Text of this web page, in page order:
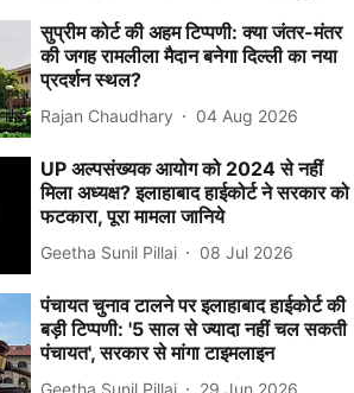
सुप्रीम कोर्ट की अहम टिप्पणी: क्या जंतर-मंतर
की जगह रामलीला मैदान बनेगा दिल्ली का नया
प्रदर्शन स्थल?
Rajan Chaudhary 04 Aug 2026
UP अल्पसंख्यक आयोग को 2024 से नहीं
मिला अध्यक्ष? इलाहाबाद हाईकोर्ट ने सरकार को
फटकारा, पूरा मामला जानिये
Geetha Sunil Pillai 08 Jul 2026
पंचायत चुनाव टालने पर इलाहाबाद हाईकोर्ट की
बड़ी टिप्पणी: '5 साल से ज्यादा नहीं चल सकती
पंचायत', सरकार से मांगा टाइमलाइन
Geetha Sunil Pillai 29 Jun 2026